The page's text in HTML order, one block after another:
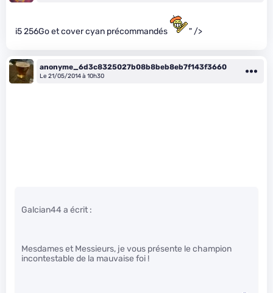
i5 256Go et cover cyan précommandés " />
anonyme_6d3c8325027b08b8beb8eb7f143f3660
Le 21/05/2014 à 10h30
Galcian44 a écrit :
Mesdames et Messieurs, je vous présente le champion
incontestable de la mauvaise foi !